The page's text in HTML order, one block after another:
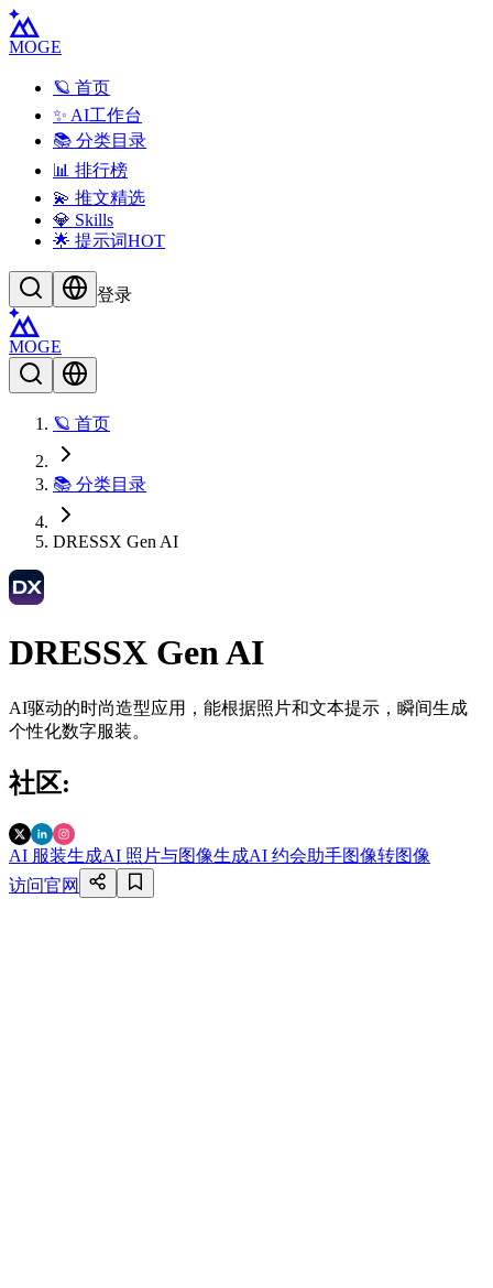
MOGE
🪐 首页
✨ AI工作台
📚 分类目录
📊 排行榜
💫 推文精选
💎 Skills
🌟 提示词HOT
登录
MOGE
🪐 首页
📚 分类目录
DRESSX Gen AI
DRESSX Gen AI
AI驱动的时尚造型应用，能根据照片和文本提示，瞬间生成
个性化数字服装。
社区:
AI 服装生成AI 照片与图像生成AI 约会助手图像转图像
访问官网